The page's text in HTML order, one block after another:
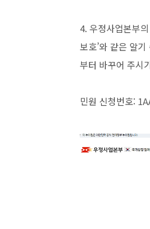
4. 우정사업본부
보호’와 같은 알
부터 바꾸어 주시
민원 신청번호: